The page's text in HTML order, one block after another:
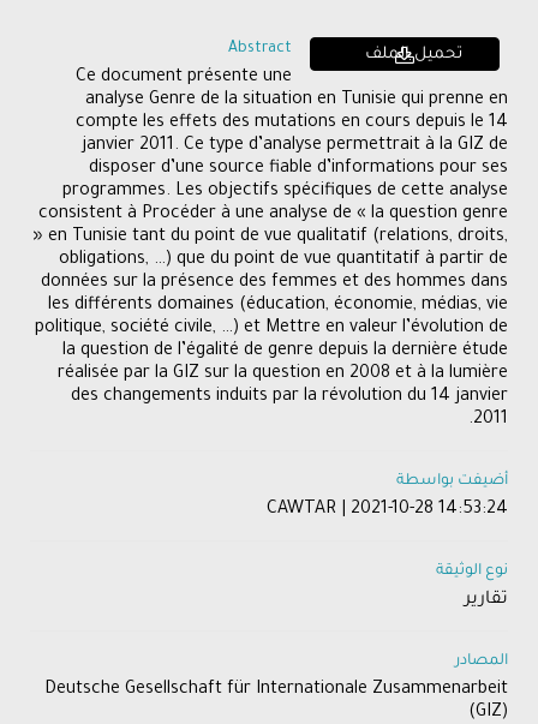
تحميل الملف Abstract
Ce document présente une
analyse Genre de la situation en Tunisie qui prenne en
compte les effets des mutations en cours depuis le 14
janvier 2011. Ce type d’analyse permettrait à la GIZ de
disposer d’une source fiable d’informations pour ses
programmes. Les objectifs spécifiques de cette analyse
consistent à Procéder à une analyse de « la question genre
» en Tunisie tant du point de vue qualitatif (relations, droits,
obligations, …) que du point de vue quantitatif à partir de
données sur la présence des femmes et des hommes dans
les différents domaines (éducation, économie, médias, vie
politique, société civile, …) et Mettre en valeur l’évolution de
la question de l’égalité de genre depuis la dernière étude
réalisée par la GIZ sur la question en 2008 et à la lumière
des changements induits par la révolution du 14 janvier
2011.
أضيفت بواسطة
CAWTAR | 2021-10-28 14:53:24
نوع الوثيقة
تقارير
المصادر
Deutsche Gesellschaft für Internationale Zusammenarbeit
(GIZ)